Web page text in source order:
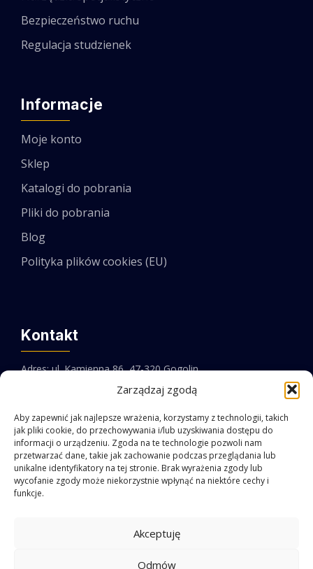
Zarządzaj zgodą
Aby zapewnić jak najlepsze wrażenia, korzystamy z technologii, takich
jak pliki cookie, do przechowywania i/lub uzyskiwania dostępu do
informacji o urządzeniu. Zgoda na te technologie pozwoli nam
przetwarzać dane, takie jak zachowanie podczas przeglądania lub
unikalne identyfikatory na tej stronie. Brak wyrażenia zgody lub
wycofanie zgody może niekorzystnie wpłynąć na niektóre cechy i
funkcje.
Akceptuję
Odmów
Bezpieczeństwo ruchu
Regulacja studzienek
Informacje
Moje konto
Sklep
Katalogi do pobrania
Pliki do pobrania
Blog
Polityka plików cookies (EU)
Kontakt
Adres: ul. Kamienna 86, 47-320 Gogolin
Telefon:+48 77 546 10 45
Facebook
LinkedIn